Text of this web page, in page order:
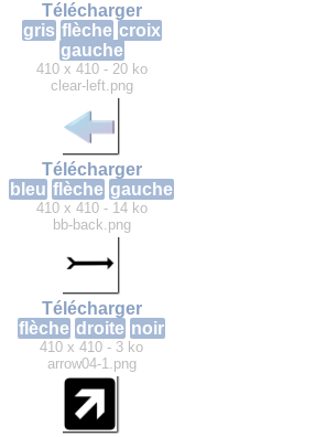
Télécharger
gris flèche croix
gauche
410 x 410 - 20 ko
clear-left.png
Télécharger
bleu flèche gauche
410 x 410 - 14 ko
bb-back.png
Télécharger
flèche droite noir
410 x 410 - 3 ko
arrow04-1.png